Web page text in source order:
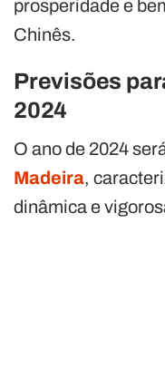
prosperidade e
Chinês.
Previsões
2024
O ano de 2024
Madeira,
dinâmica e